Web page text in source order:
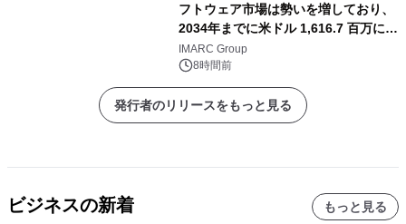
フトウェア市場は勢いを増しており、
2034年までに米ドル 1,616.7 百万に達
し、CAGR 3.42%で成長すると予測
IMARC Group
8時間前
発行者のリリースをもっと見る
ビジネスの新着 もっと見る